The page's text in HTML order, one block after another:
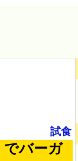
試食
でバーガ